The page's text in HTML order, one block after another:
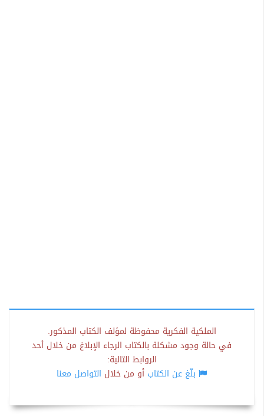
الملكية الفكرية محفوظة لمؤلف الكتاب المذكور.
في حالة وجود مشكلة بالكتاب الرجاء الإبلاغ من خلال أحد
الروابط التالية:
بلّغ عن الكتاب أو من خلال التواصل معنا